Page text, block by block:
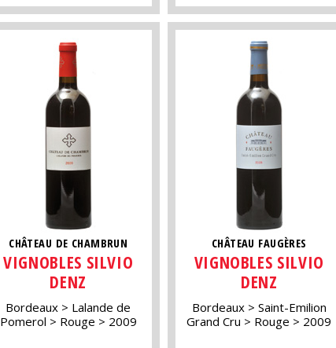
CHÂTEAU DE CHAMBRUN
VIGNOBLES SILVIO
DENZ
Bordeaux
Lalande de
Pomerol
Rouge 2009
CHÂTEAU FAUGÈRES
VIGNOBLES SILVIO
DENZ
Bordeaux
Saint-Emilion
Grand Cru
Rouge 2009